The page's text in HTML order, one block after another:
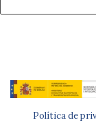
Política de